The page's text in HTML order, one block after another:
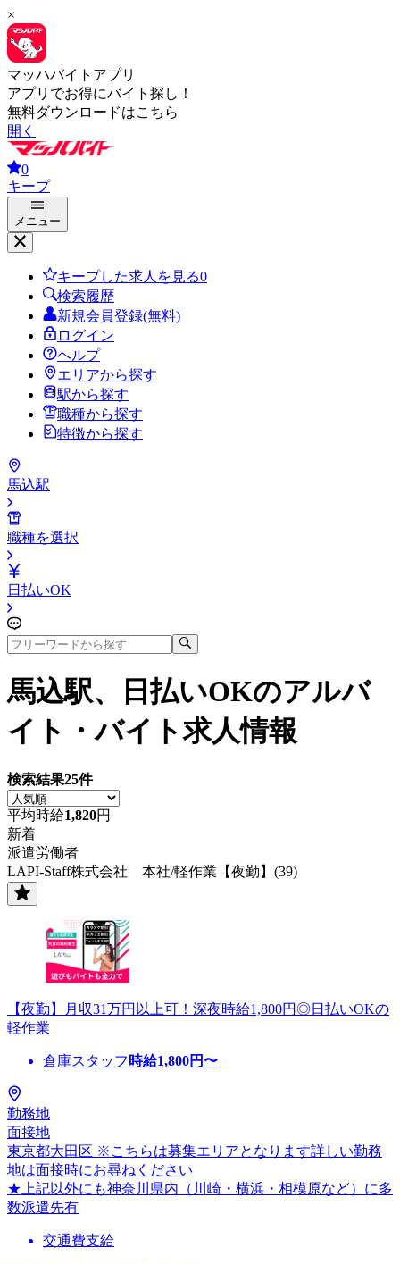
×
マッハバイトアプリ
アプリでお得にバイト探し！
無料ダウンロードはこちら
開く
0
キープ
メニュー
キープした求人を見る0
検索履歴
新規会員登録(無料)
ログイン
ヘルプ
エリアから探す
駅から探す
職種から探す
特徴から探す
馬込駅
職種を選択
日払いOK
馬込駅、日払いOKのアルバ
イト・バイト求人情報
検索結果25件
平均時給1,820円
新着
派遣労働者
LAPI-Staff株式会社 本社/軽作業【夜勤】(39)
【夜勤】月収31万円以上可！深夜時給1,800円◎日払いOKの
軽作業
倉庫スタッフ 時給1,800円〜
勤務地
面接地
東京都大田区 ※こちらは募集エリアとなります詳しい勤務
地は面接時にお尋ねください
★上記以外にも神奈川県内（川崎・横浜・相模原など）に多
数派遣先有
交通費支給